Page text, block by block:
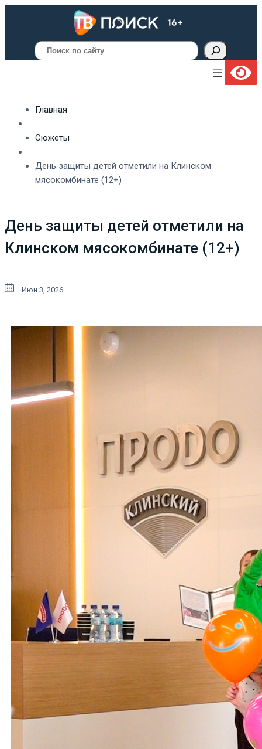
Поиск
Главная
Сюжеты
День защиты детей отметили на Клинском
мясокомбинате (12+)
День защиты детей отметили на
Клинском мясокомбинате (12+)
Июн 3, 2026